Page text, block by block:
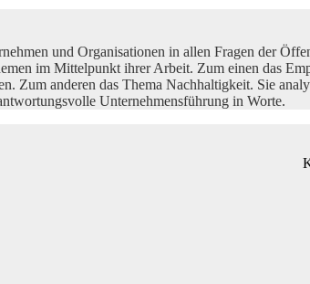
und Organisationen in allen Fragen der
im Mittelpunkt ihrer Arbeit. Zum einen das
Zum anderen das Thema Nachhaltigkeit. Sie
Unternehmensführung in Worte.